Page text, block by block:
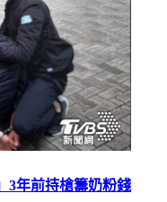
3年前持槍籌奶粉錢